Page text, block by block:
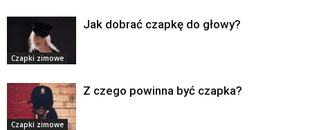
Czapki zimowe
Jak dobrać czapkę do głowy?
Czapki zimowe
Z czego powinna być czapka?